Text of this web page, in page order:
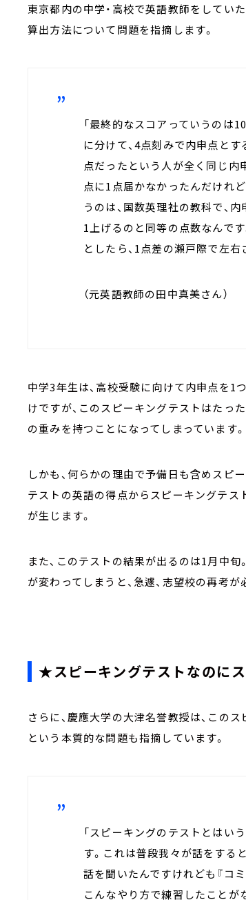
東京都内の中学・高校で英語教師をしてい
算出方法について問題を指摘します。
「最終的なスコアっていうのは
に分けて、4点刻みで内申点と
点だったという人が全く同じ内
点に1点届かなかったんだけれ
うのは、国数英理社の教科で、
1上げるのと同等の点数なんで
としたら、1点差の瀬戸際で左
（元英語教師の田中真美さん）
中学3年生は、高校受験に向けて内申点を1
けですが、このスピーキングテストはたっ
の重みを持つことになってしまっています。
しかも、何らかの理由で予備日も含めスピ
テストの英語の得点からスピーキングテス
が生じます。
また、このテストの結果が出るのは1月中
が変わってしまうと、急遽、志望校の再考
★スピーキングテストなのに
さらに、慶應大学の大津名誉教授は、この
という本質的な問題も指摘しています。
「スピーキングのテストとはい
す。これは普段我々が話をする
話を聞いたんですけれども『コ
こんなやり方で練習したことが